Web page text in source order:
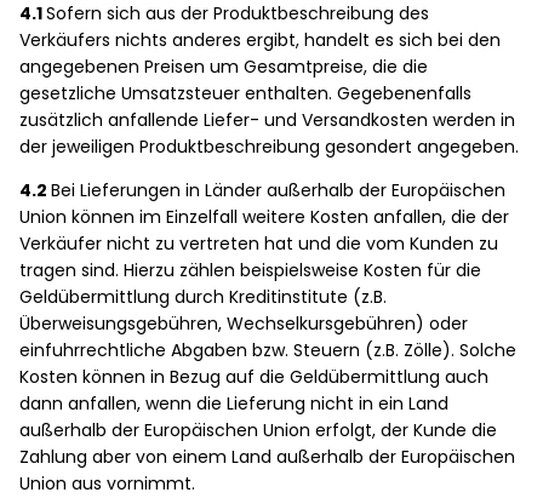
4.1Sofern sich aus der Produktbeschreibung des
Verkäufers nichts anderes ergibt, handelt es sich bei den
angegebenen Preisen um Gesamtpreise, die die
gesetzliche Umsatzsteuer enthalten. Gegebenenfalls
zusätzlich anfallende Liefer- und Versandkosten werden in
der jeweiligen Produktbeschreibung gesondert angegeben.
4.2 Bei Lieferungen in Länder außerhalb der Europäischen
Union können im Einzelfall weitere Kosten anfallen, die der
Verkäufer nicht zu vertreten hat und die vom Kunden zu
tragen sind. Hierzu zählen beispielsweise Kosten für die
Geldübermittlung durch Kreditinstitute (z.B.
Überweisungsgebühren, Wechselkursgebühren) oder
einfuhrrechtliche Abgaben bzw. Steuern (z.B. Zölle). Solche
Kosten können in Bezug auf die Geldübermittlung auch
dann anfallen, wenn die Lieferung nicht in ein Land
außerhalb der Europäischen Union erfolgt, der Kunde die
Zahlung aber von einem Land außerhalb der Europäischen
Union aus vornimmt.